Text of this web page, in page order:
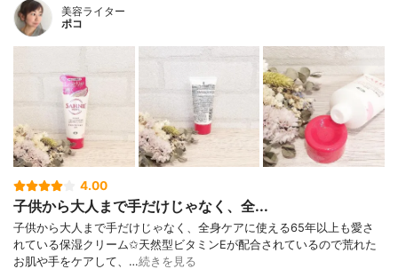
美容ライター
ポコ
4.00
子供から大人まで手だけじゃなく、全...
子供から大人まで手だけじゃなく、全身ケアに使える65年以上も愛さ
れている保湿クリーム✩天然型ビタミンEが配合されているので荒れた
お肌や手をケアして、…続きを見る